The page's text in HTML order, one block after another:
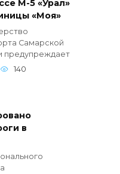
М-5 «Урал»
«Моя»
Самарской
предупреждает
140
в